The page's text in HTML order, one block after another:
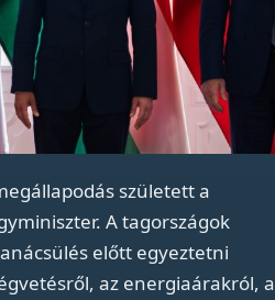
született a
A tagországok
előtt egyeztetni
az energiaárakról, a